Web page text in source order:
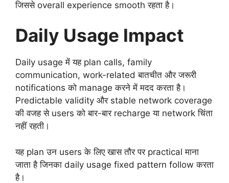
जिससे overall experience smooth रहता है।
Daily Usage Impact
Daily usage में यह plan calls, family
communication, work-related बातचीत और जरूरी
notifications को manage करने में मदद करता है।
Predictable validity और stable network coverage
की वजह से users को बार-बार recharge या network चिंता
नहीं रहती।
यह plan उन users के लिए खास तौर पर practical माना
जाता है जिनका daily usage fixed pattern follow करता
है।